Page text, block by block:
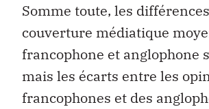
Somme toute, les
couverture médiatique
francophone et anglophone
mais les écarts entre les
francophones et des